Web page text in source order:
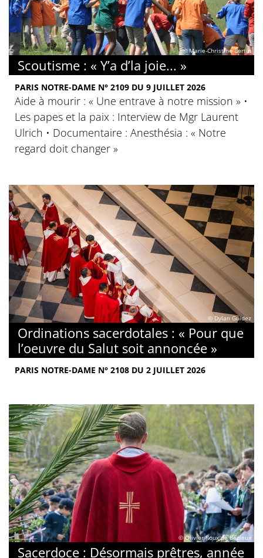
© Marie-Christine Bertin
Scoutisme : « Y’a d’la joie... »
PARIS NOTRE-DAME N° 2109 DU 9 JUILLET 2026
Aide à mourir : « Une entrave à notre mission » •
Les papes et la paix : Interview de Mgr Laurent
Ulrich • Documentaire : Anesthésia : « Notre
regard doit changer »
© Dylan Guidez
Ordinations sacerdotales : « Pour que
l’oeuvre du Salut soit annoncée »
PARIS NOTRE-DAME N° 2108 DU 2 JUILLET 2026
© Olivier Roux de Bézieux
Sacerdoce : Désormais prêtres, année